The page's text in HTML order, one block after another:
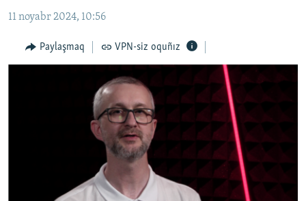
Qıdıruvğa
qaytmaq
MEDENİYET
İNSAN AQLARI
11 noyabr 2024, 10:56
Paylaşmaq VPN-siz oquñız